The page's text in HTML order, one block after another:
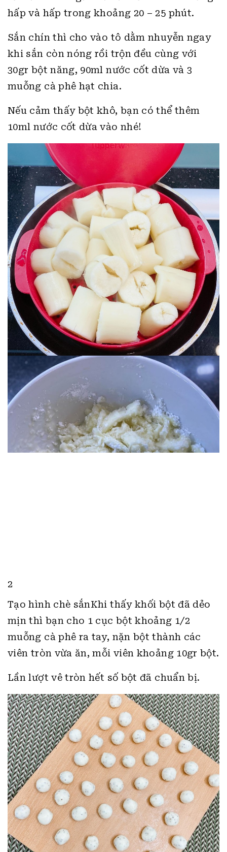
hấp và hấp trong khoảng 20 – 25 phút.
Sắn chín thì cho vào tô dằm nhuyễn ngay
khi sắn còn nóng rồi trộn đều cùng với
30gr bột năng, 90ml nước cốt dừa và 3
muỗng cà phê hạt chia.
Nếu cảm thấy bột khô, bạn có thể thêm
10ml nước cốt dừa vào nhé!
2
Tạo hình chè sắnKhi thấy khối bột đã dẻo
mịn thì bạn cho 1 cục bột khoảng 1/2
muỗng cà phê ra tay, nặn bột thành các
viên tròn vừa ăn, mỗi viên khoảng 10gr bột.
Lần lượt vê tròn hết số bột đã chuẩn bị.